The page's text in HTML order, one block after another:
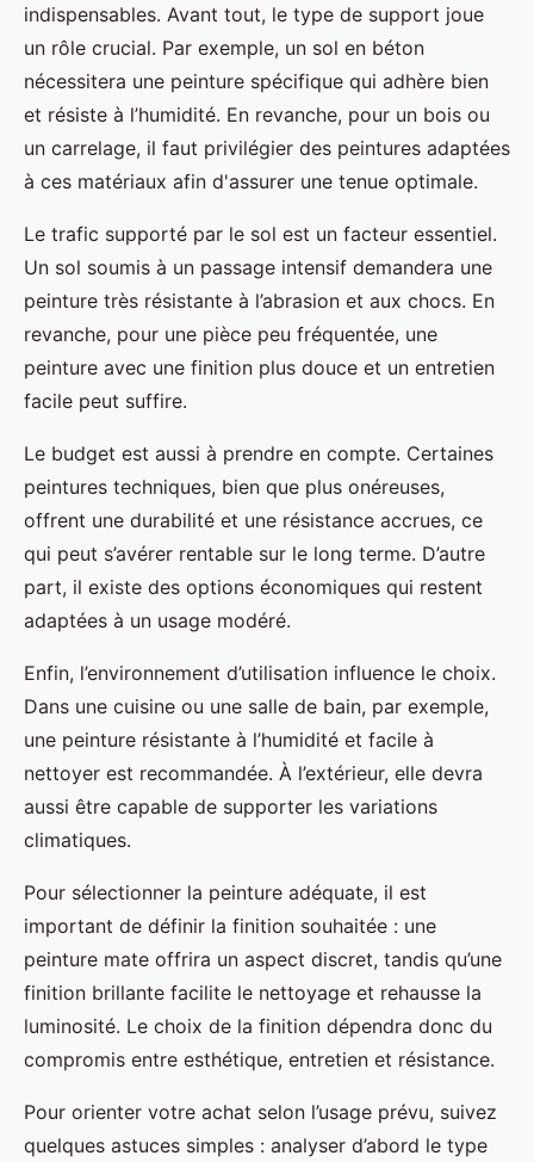
indispensables. Avant tout, le type de support joue
un rôle crucial. Par exemple, un sol en béton
nécessitera une peinture spécifique qui adhère bien
et résiste à l’humidité. En revanche, pour un bois ou
un carrelage, il faut privilégier des peintures adaptées
à ces matériaux afin d'assurer une tenue optimale.
Le trafic supporté par le sol est un facteur essentiel.
Un sol soumis à un passage intensif demandera une
peinture très résistante à l’abrasion et aux chocs. En
revanche, pour une pièce peu fréquentée, une
peinture avec une finition plus douce et un entretien
facile peut suffire.
Le budget est aussi à prendre en compte. Certaines
peintures techniques, bien que plus onéreuses,
offrent une durabilité et une résistance accrues, ce
qui peut s’avérer rentable sur le long terme. D’autre
part, il existe des options économiques qui restent
adaptées à un usage modéré.
Enfin, l’environnement d’utilisation influence le choix.
Dans une cuisine ou une salle de bain, par exemple,
une peinture résistante à l’humidité et facile à
nettoyer est recommandée. À l’extérieur, elle devra
aussi être capable de supporter les variations
climatiques.
Pour sélectionner la peinture adéquate, il est
important de définir la finition souhaitée : une
peinture mate offrira un aspect discret, tandis qu’une
finition brillante facilite le nettoyage et rehausse la
luminosité. Le choix de la finition dépendra donc du
compromis entre esthétique, entretien et résistance.
Pour orienter votre achat selon l’usage prévu, suivez
quelques astuces simples : analyser d’abord le type